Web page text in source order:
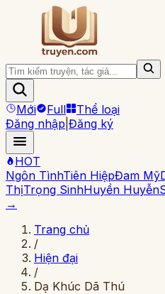
Mới Full
Thể loại
Đăng nhập Đăng ký
HOT
Ngôn TìnhTiên HiệpĐam Mỹ
ThịTrọng SinhHuyền Huyễn
→
Trang chủ
/
Hiện đại
/
Dạ Khúc Dã Thú